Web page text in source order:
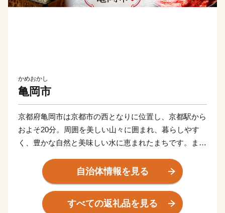
かめおかし
亀岡市
京都府亀岡市は京都市の西となりに位置し、京都駅から
およそ20分。周囲を美しい山々に囲まれ、暮らしやす
く、豊かな自然と美味しい水に恵まれたまちです。ま
ど日本の歴史が変わる発信点となったまちでもありま
秋から春にかけては、亀岡盆地一帯に発生する「丹波
霧」が、亀岡を象徴する風景として知られています。特
自治体情報を見る
すべての返礼品を見る